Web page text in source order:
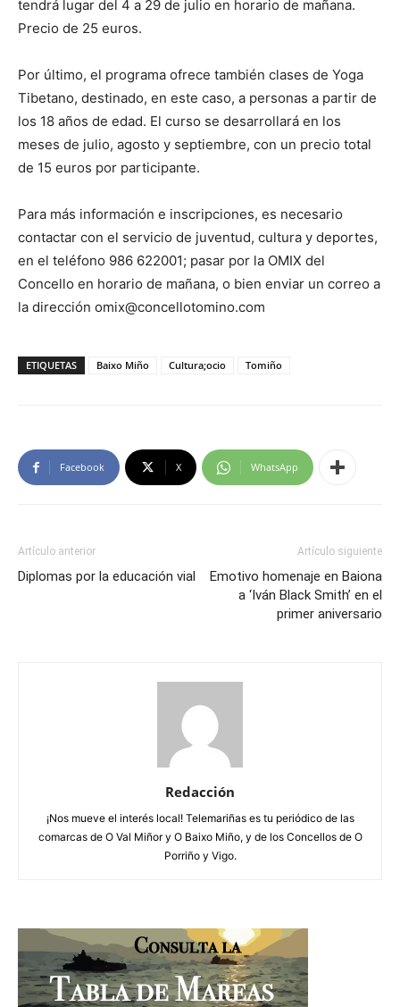
tendrá lugar del 4 a 29 de julio en horario de mañana.
Precio de 25 euros.
Por último, el programa ofrece también clases de Yoga
Tibetano, destinado, en este caso, a personas a partir de
los 18 años de edad. El curso se desarrollará en los
meses de julio, agosto y septiembre, con un precio total
de 15 euros por participante.
Para más información e inscripciones, es necesario
contactar con el servicio de juventud, cultura y deportes,
en el teléfono 986 622001; pasar por la OMIX del
Concello en horario de mañana, o bien enviar un correo a
la dirección omix@concellotomino.com
ETIQUETAS Baixo Miño Cultura;ocio Tomiño
Facebook X WhatsApp
Artículo anterior
Diplomas por la educación vial
Artículo siguiente
Emotivo homenaje en Baiona
a ‘Iván Black Smith’ en el
primer aniversario
Redacción
¡Nos mueve el interés local! Telemariñas es tu periódico de las
comarcas de O Val Miñor y O Baixo Miño, y de los Concellos de O
Porriño y Vigo.